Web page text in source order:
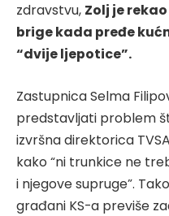
zdravstvu, Zolj je
brige kada pređe
“dvije ljepotice”.
Zastupnica Selma
predstavljati problem
izvršna direktorica
kako “ni trunkice ne
i njegove supruge”.
građani KS-a previše